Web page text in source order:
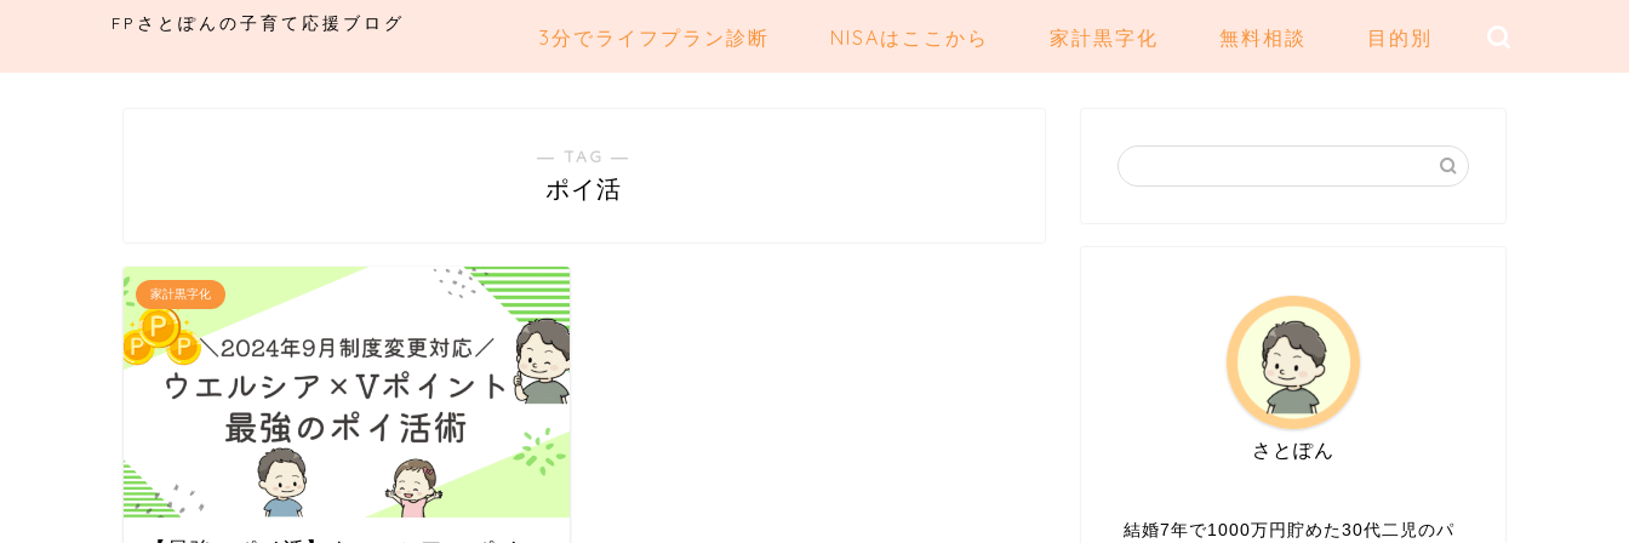
FPさとぽんの子育て応援ブログ
3分でライフプラン診断 NISAはここから 家計黒字化 無料相談 目的別
― TAG ―
ポイ活
家計黒字化
さとぽん
結婚7年で1000万円貯めた30代二児のパ